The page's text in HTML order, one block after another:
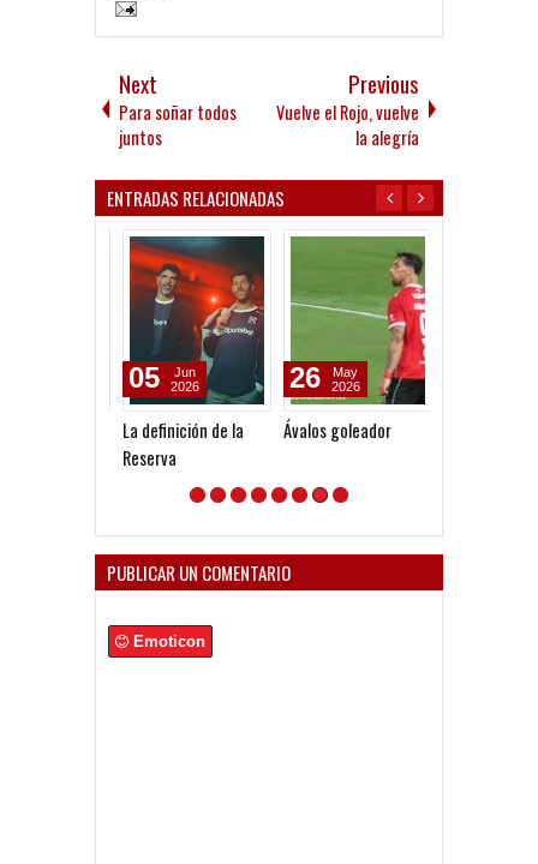
Next
Para soñar todos
juntos
Previous
Vuelve el Rojo, vuelve
la alegría
ENTRADAS RELACIONADAS
La definición de la
Reserva
05
Jun
2026
Ávalos goleador
26
May
2026
PUBLICAR UN COMENTARIO
Emoticon